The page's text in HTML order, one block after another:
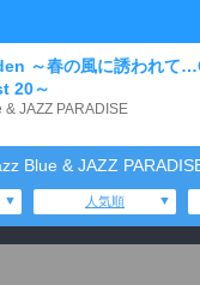
～春の風に誘われて
20～
JAZZ PARADISE
Blue & JAZZ
人気順